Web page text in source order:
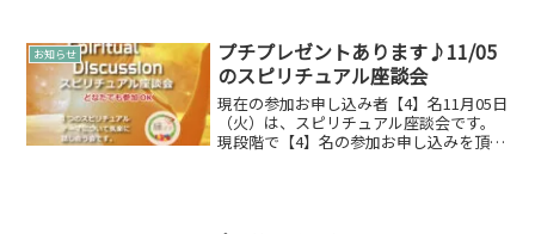
ほぼほぼ延長になってしまいました
ね…。もう少し時間配...
お知らせ
プチプレゼントあります♪11/05
のスピリチュアル座談会
現在の参加お申し込み者【4】名11月05日
（火）は、スピリチュアル座談会です。
現段階で【4】名の参加お申し込みを頂い